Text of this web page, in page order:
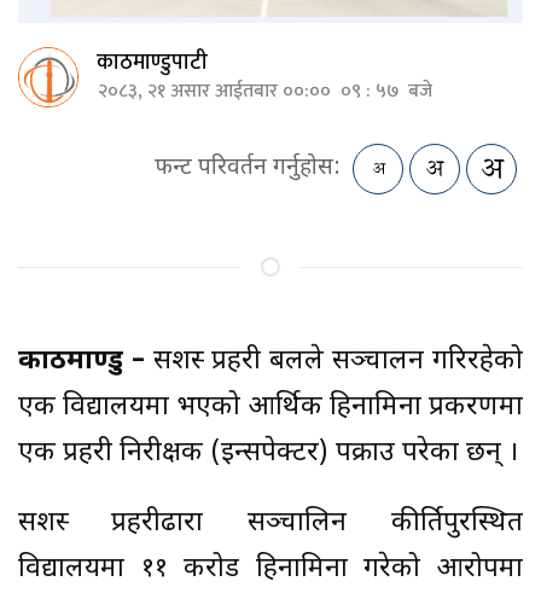
काठमाण्डुपाटी
२०८३, २१ असार आईतबार ००:०० ०९ : ५७ बजे
फन्ट परिवर्तन गर्नुहोस:
काठमाण्डु – सशस्त्र प्रहरी बलले सञ्चालन गरिरहेको
एक विद्यालयमा भएको आर्थिक हिनामिना प्रकरणमा
एक प्रहरी निरीक्षक (इन्सपेक्टर) पक्राउ परेका छन् ।
सशस्त्र प्रहरीढारा सञ्चालिन कीर्तिपुरस्थित
विद्यालयमा ११ करोड हिनामिना गरेको आरोपमा